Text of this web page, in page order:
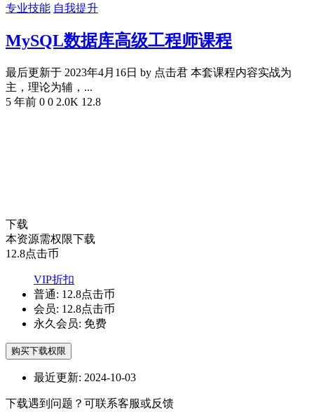
专业技能 自我提升
MySQL数据库高级工程师课程
最后更新于 2023年4月16日 by 点击君 本套课程内容实战为
主，理论为辅，...
5 年前 0 0 2.0K 12.8
下载
本资源需权限下载
12.8点击币
VIP折扣
普通: 12.8点击币
会员: 12.8点击币
永久会员: 免费
购买下载权限
最近更新: 2024-10-03
下载遇到问题？可联系客服或反馈